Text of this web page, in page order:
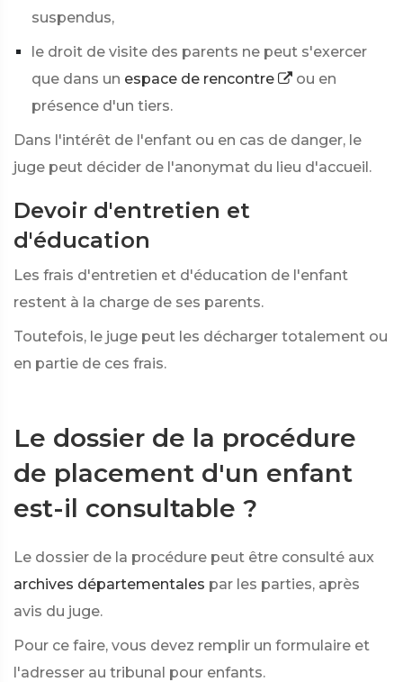
suspendus,
le droit de visite des parents ne peut s'exercer
que dans un espace de rencontre
ou en
présence d'un tiers.
Dans l'intérêt de l'enfant ou en cas de danger, le
juge peut décider de l'anonymat du lieu d'accueil.
Devoir d'entretien et
d'éducation
Les frais d'entretien et d'éducation de l'enfant
restent à la charge de ses parents.
Toutefois, le juge peut les décharger totalement ou
en partie de ces frais.
Le dossier de la procédure
de placement d'un enfant
est-il consultable ?
Le dossier de la procédure peut être consulté aux
archives départementales par les parties, après
avis du juge.
Pour ce faire, vous devez remplir un formulaire et
l'adresser au tribunal pour enfants.